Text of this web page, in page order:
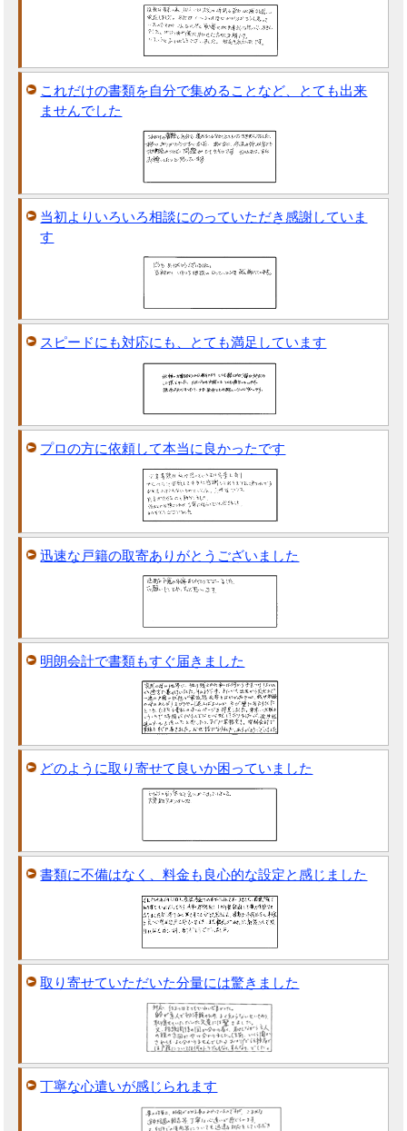
これだけの書類を自分で集めることなど、とても出来
ませんでした
当初よりいろいろ相談にのっていただき感謝していま
す
スピードにも対応にも、とても満足しています
プロの方に依頼して本当に良かったです
迅速な戸籍の取寄ありがとうございました
明朗会計で書類もすぐ届きました
どのように取り寄せて良いか困っていました
書類に不備はなく、料金も良心的な設定と感じました
取り寄せていただいた分量には驚きました
丁寧な心遣いが感じられます